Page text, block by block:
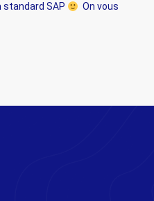
standard SAP
On vous